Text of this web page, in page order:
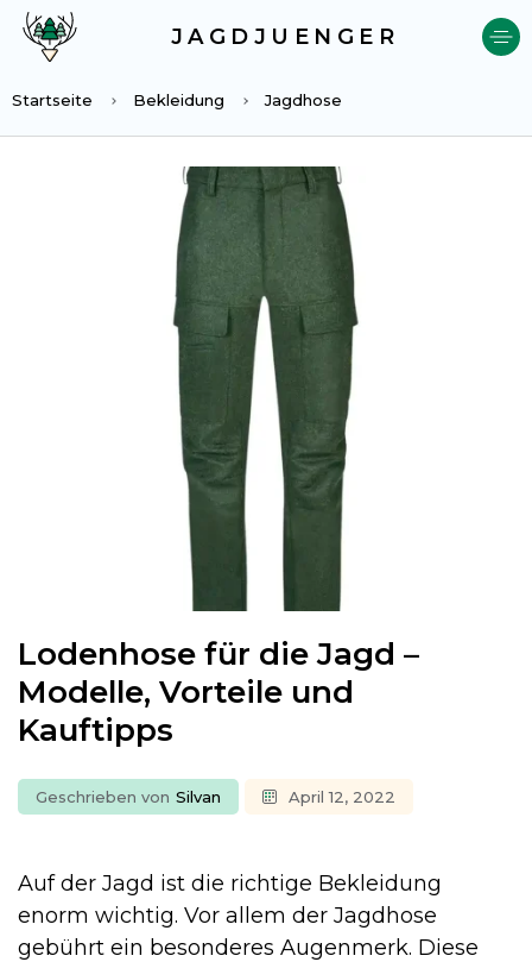
JAGDJUENGER
Startseite Bekleidung Jagdhose
Lodenhose für die Jagd –
Modelle, Vorteile und
Kauftipps
Geschrieben von Silvan April 12, 2022
Auf der Jagd ist die richtige Bekleidung
enorm wichtig. Vor allem der Jagdhose
gebührt ein besonderes Augenmerk. Diese